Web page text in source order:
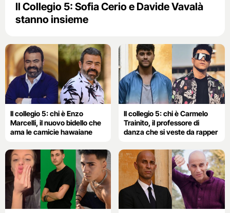
Il Collegio 5: Sofia Cerio e Davide Vavalà
stanno insieme
Il collegio 5: chi è Enzo
Marcelli, il nuovo bidello che
ama le camicie hawaiane
Il collegio 5: chi è Carmelo
Trainito, il professore di
danza che si veste da rapper